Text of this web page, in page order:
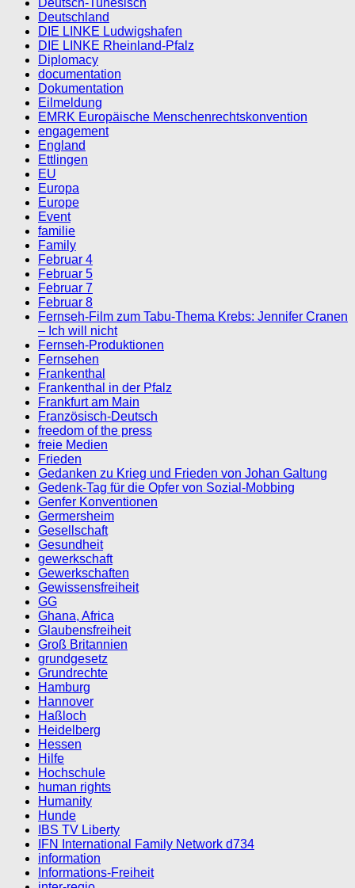
Deutschland
DIE LINKE Ludwigshafen
DIE LINKE Rheinland-Pfalz
Diplomacy
documentation
Dokumentation
Eilmeldung
EMRK Europäische Menschenrechtskonvention
engagement
England
Ettlingen
EU
Europa
Europe
Event
familie
Family
Februar 4
Februar 5
Februar 7
Februar 8
Fernseh-Film zum Tabu-Thema Krebs: Jennifer Cranen
– Ich will nicht
Fernseh-Produktionen
Fernsehen
Frankenthal
Frankenthal in der Pfalz
Frankfurt am Main
Französisch-Deutsch
freedom of the press
freie Medien
Frieden
Gedanken zu Krieg und Frieden von Johan Galtung
Gedenk-Tag für die Opfer von Sozial-Mobbing
Genfer Konventionen
Germersheim
Gesellschaft
Gesundheit
gewerkschaft
Gewerkschaften
Gewissensfreiheit
GG
Ghana, Africa
Glaubensfreiheit
Groß Britannien
grundgesetz
Grundrechte
Hamburg
Hannover
Haßloch
Heidelberg
Hessen
Hilfe
Hochschule
human rights
Humanity
Hunde
IBS TV Liberty
IFN International Family Network d734
information
Informations-Freiheit